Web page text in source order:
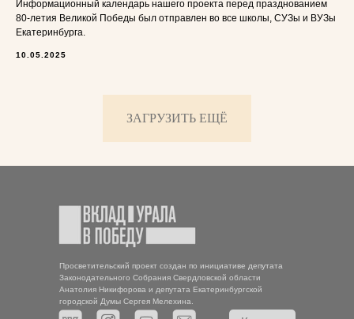
Информационный календарь нашего проекта перед празднованием
80-летия Великой Победы был отправлен во все школы, СУЗы и ВУЗы
Екатеринбурга.
10.05.2025
ЗАГРУЗИТЬ ЕЩЁ
Просветительский проект создан по инициативе депутата
Законодательного Собрания Свердловской области
Анатолия Никифорова и депутата Екатеринбургской
городской Думы Сергея Мелехина.